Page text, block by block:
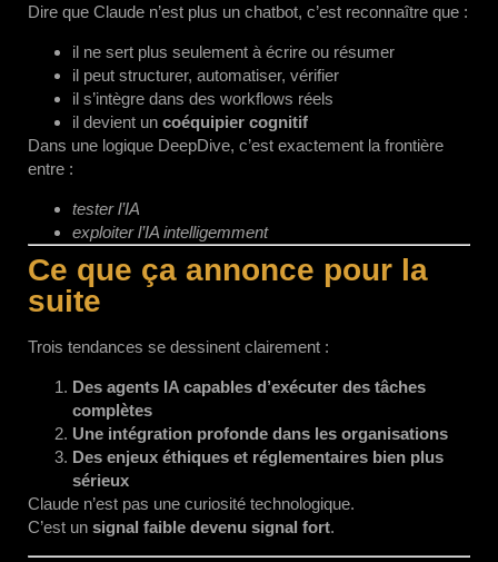
Dire que Claude n’est plus un chatbot, c’est reconnaître que :
il ne sert plus seulement à écrire ou résumer
il peut structurer, automatiser, vérifier
il s’intègre dans des workflows réels
il devient un coéquipier cognitif
Dans une logique DeepDive, c’est exactement la frontière
entre :
tester l’IA
exploiter l’IA intelligemment
Ce que ça annonce pour la
suite
Trois tendances se dessinent clairement :
Des agents IA capables d’exécuter des tâches
complètes
Une intégration profonde dans les organisations
Des enjeux éthiques et réglementaires bien plus
sérieux
Claude n’est pas une curiosité technologique.
C’est un signal faible devenu signal fort.